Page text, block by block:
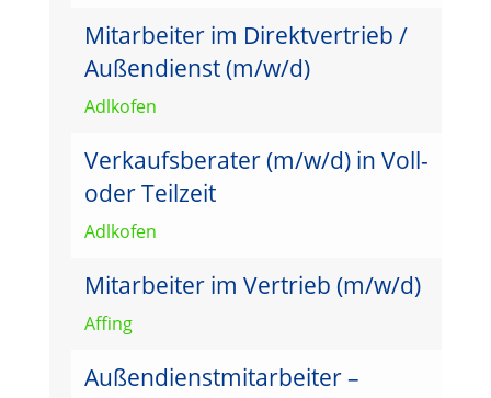
Mitarbeiter im Direktvertrieb /
Außendienst (m/w/d)
Adlkofen
Verkaufsberater (m/w/d) in Voll-
oder Teilzeit
Adlkofen
Mitarbeiter im Vertrieb (m/w/d)
Affing
Außendienstmitarbeiter –